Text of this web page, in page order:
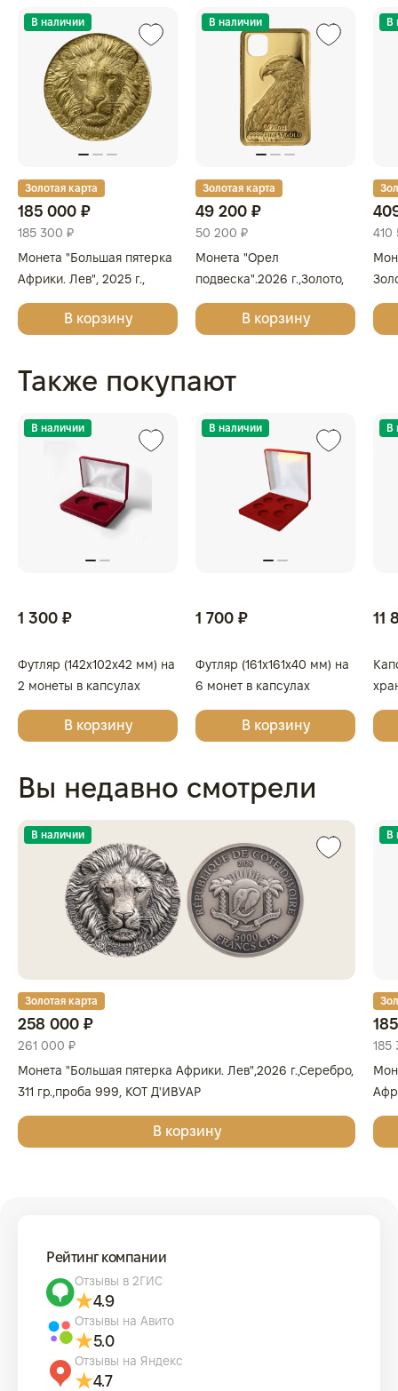
В наличии
Золотая карта
185 000 ₽
185 300 ₽
Монета "Большая пятерка
Африки. Лев", 2025 г.,
Золото, 5 гр., проба 9999,
КОТ Д'ИВУАРВ корзину
В наличии
Золотая карта
49 200 ₽
50 200 ₽
Монета "Орел
подвеска".2026 г.,Золото,
1,55 гр.,проба 9999,
СОЛОМОНОВЫ ОСТРОВА
В корзину
В
410
Также покупают
В наличии
1 300 ₽
Футляр (142x102x42 мм) на
2 монеты в капсулах
(диаметр 46 мм), светло-
бордовыйВ корзину
В наличии
1 700 ₽
Футляр (161x161x40 мм) на
6 монет в капсулах
(диаметр 46 мм), тёмно-
В корзину
В
11
Вы недавно смотрели
В наличии
Золотая карта
258 000 ₽
261 000 ₽
Монета "Большая пятерка Африки. Лев",2026 г.,Серебро,
311 гр.,проба 999, КОТ Д'ИВУАР
В корзину
В
185
Рейтинг компании
Отзывы в 2ГИС
4.9
Отзывы на Авито
5.0
Отзывы на Яндекс
4.7